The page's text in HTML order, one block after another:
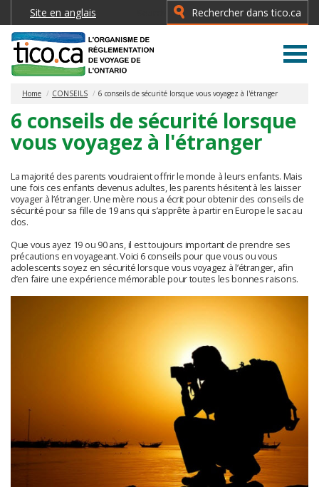
Site en anglais
Home CONSEILS 6 conseils de sécurité lorsque vous voyagez à l'étranger
6 conseils de sécurité lorsque
vous voyagez à l'étranger
La majorité des parents voudraient offrir le monde à leurs enfants. Mais
une fois ces enfants devenus adultes, les parents hésitent à les laisser
voyager à l’étranger. Une mère nous a écrit pour obtenir des conseils de
sécurité pour sa fille de 19 ans qui s’apprête à partir en Europe le sac au
dos.
Que vous ayez 19 ou 90 ans, il est toujours important de prendre ses
précautions en voyageant. Voici 6 conseils pour que vous ou vous
adolescents soyez en sécurité lorsque vous voyagez à l’étranger, afin
d’en faire une expérience mémorable pour toutes les bonnes raisons.